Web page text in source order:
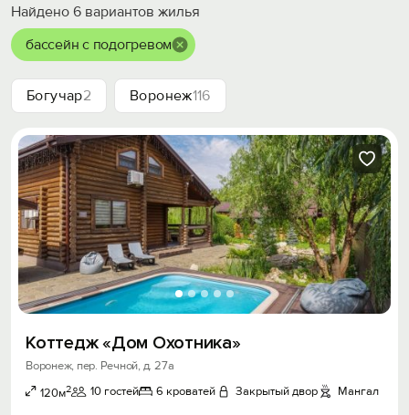
Найдено 6 вариантов жилья
бассейн с подогревом
Богучар2 Воронеж116
Коттедж «Дом Охотника»
Воронеж, пер. Речной, д. 27а
120м2 10 гостей 6 кроватей Закрытый двор Мангал